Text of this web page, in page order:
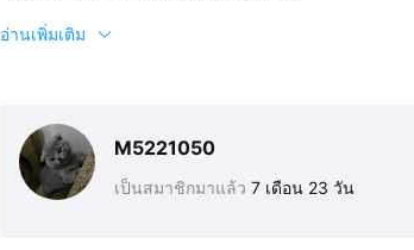
อ่านเพิ่มเติม
M5221050
เป็นสมาชิกมาแล้ว 7 เดือน 23 วัน